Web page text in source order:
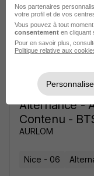
Voir l’offre
Alternance -
Contenu -
AURLOM
Nice - 06
Nos partenaires
votre profil et de vos centres
Vous pouvez à tout moment
consentement en cliquant
Pour en savoir plus,
Politique relative aux